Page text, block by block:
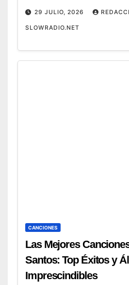
29 JULIO, 2026
SLOWRADIO.NET
CANCIONES
Las Mejores
Santos: Top Éxitos y
Imprescindibles